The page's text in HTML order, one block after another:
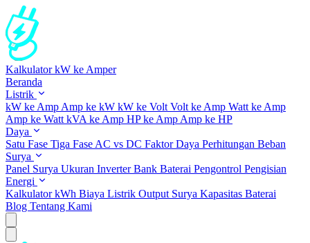
Kalkulator kW ke Amper
Beranda
Listrik
kW ke Amp Amp ke kW kW ke Volt Volt ke Amp Watt ke Amp
Amp ke Watt kVA ke Amp HP ke Amp Amp ke HP
Daya
Satu Fase Tiga Fase AC vs DC Faktor Daya Perhitungan Beban
Surya
Panel Surya Ukuran InverterBank Baterai Pengontrol Pengisian
Energi
Kalkulator kWh Biaya Listrik Output Surya Kapasitas Baterai
Blog Tentang Kami